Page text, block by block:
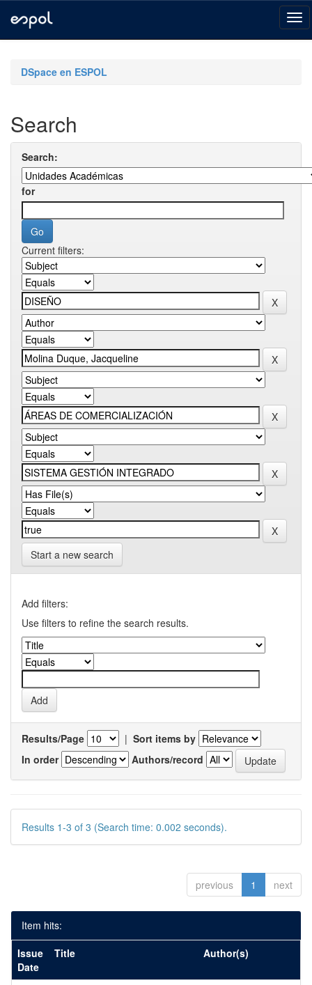
navigationDSpace en ESPOL
Search
Search:
for
Current filters:
Start a new search
Add filters:
Use filters to refine the search results.
Results/Page | Sort items by
In order
Authors/record
Results 1-3 of 3 (Search time: 0.002 seconds).
previous 1 next
Item hits:
Issue
Date
Title Author(s)